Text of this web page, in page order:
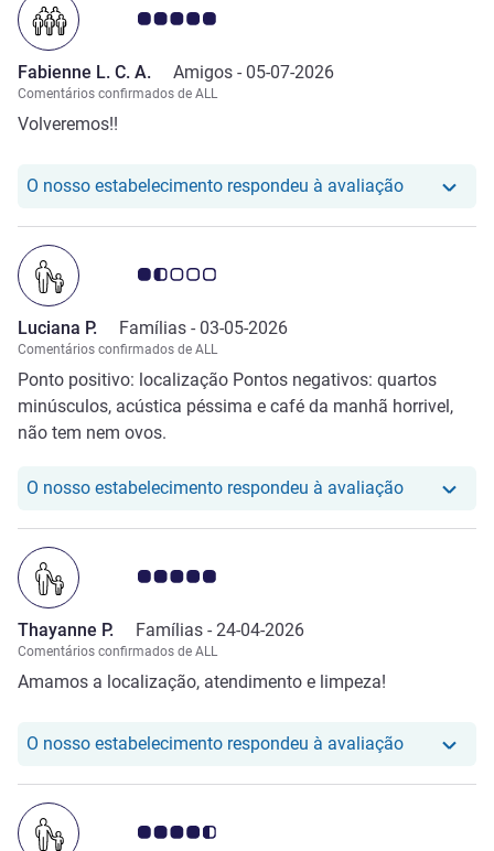
Nota clientes Avis 5.0/5
Fabienne L. C. A. Amigos - 05-07-2026
Comentários confirmados de ALL
Volveremos!!
O nosso estabelecimento respondeu à avaliaçãoO nosso
Nota clientes Avis 1.5/5
Luciana P. Famílias - 03-05-2026
Comentários confirmados de ALL
Ponto positivo: localização Pontos negativos: quartos
minúsculos, acústica péssima e café da manhã horrivel,
não tem nem ovos.
O nosso estabelecimento respondeu à avaliaçãoO nosso
Nota clientes Avis 5.0/5
Thayanne P. Famílias - 24-04-2026
Comentários confirmados de ALL
Amamos a localização, atendimento e limpeza!
O nosso estabelecimento respondeu à avaliaçãoO nosso
Nota clientes Avis 4.5/5